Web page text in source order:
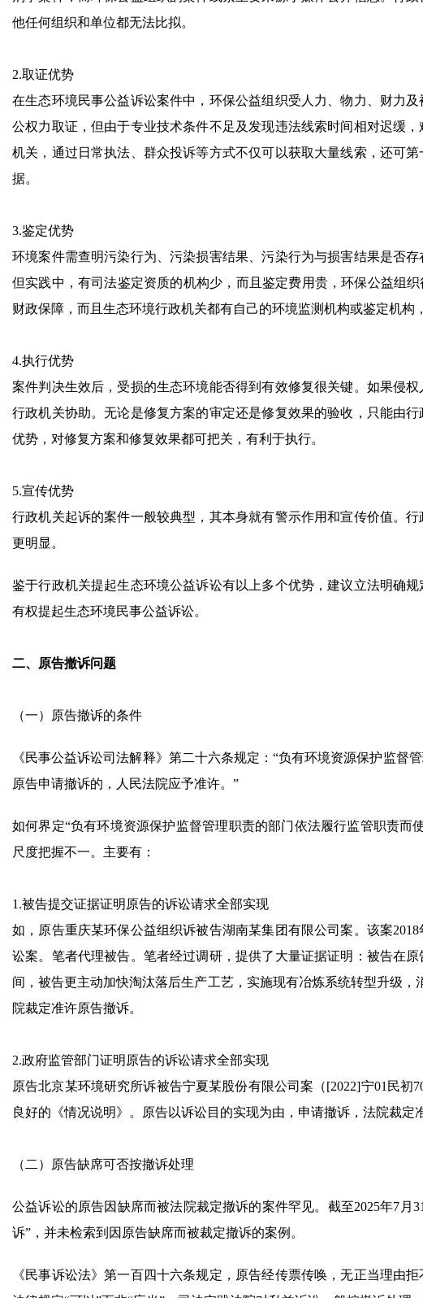
他任何组织和单位都无法比拟。
2.取证优势
在生态环境民事公益诉讼案件中，环保公益组织受人力、物力、财力
公权力取证，但由于专业技术条件不足及发现违法线索时间相对迟缓
机关，通过日常执法、群众投诉等方式不仅可以获取大量线索，还可
据。
3.鉴定优势
环境案件需查明污染行为、污染损害结果、污染行为与损害结果是否
但实践中，有司法鉴定资质的机构少，而且鉴定费用贵，环保公益组
财政保障，而且生态环境行政机关都有自己的环境监测机构或鉴定机构
4.执行优势
案件判决生效后，受损的生态环境能否得到有效修复很关键。如果侵
行政机关协助。无论是修复方案的审定还是修复效果的验收，只能由
优势，对修复方案和修复效果都可把关，有利于执行。
5.宣传优势
行政机关起诉的案件一般较典型，其本身就有警示作用和宣传价值。
更明显。
鉴于行政机关提起生态环境公益诉讼有以上多个优势，建议立法明确
有权提起生态环境民事公益诉讼。
二、原告撤诉问题
（一）原告撤诉的条件
《民事公益诉讼司法解释》第二十六条规定：“负有环境资源保护监督
原告申请撤诉的，人民法院应予准许。”
如何界定“负有环境资源保护监督管理职责的部门依法履行监管职责
尺度把握不一。主要有：
1.被告提交证据证明原告的诉讼请求全部实现
如，原告重庆某环保公益组织诉被告湖南某集团有限公司案。该案
讼案。笔者代理被告。笔者经过调研，提供了大量证据证明：被告在
间，被告更主动加快淘汰落后生产工艺，实施现有冶炼系统转型升级
院裁定准许原告撤诉。
2.政府监管部门证明原告的诉讼请求全部实现
原告北京某环境研究所诉被告宁夏某股份有限公司案（[2022]宁01民
良好的《情况说明》。原告以诉讼目的实现为由，申请撤诉，法院裁定
（二）原告缺席可否按撤诉处理
公益诉讼的原告因缺席而被法院裁定撤诉的案件罕见。截至2025年7
诉”，并未检索到因原告缺席而被裁定撤诉的案例。
《民事诉讼法》第一百四十六条规定，原告经传票传唤，无正当理由